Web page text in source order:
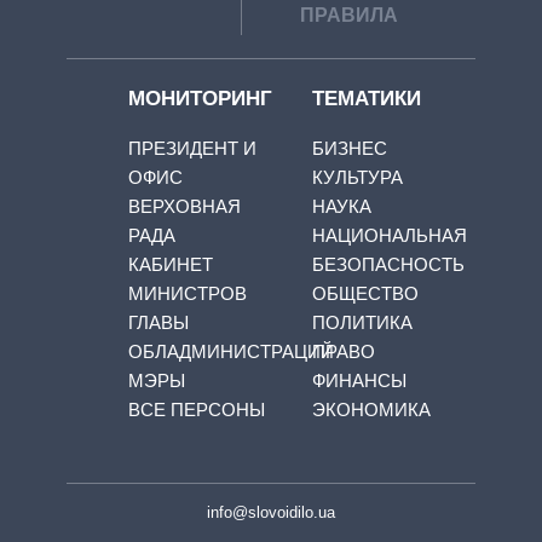
ПРАВИЛА
МОНИТОРИНГ
ПРЕЗИДЕНТ И
ОФИС
ВЕРХОВНАЯ
РАДА
КАБИНЕТ
МИНИСТРОВ
ГЛАВЫ
ОБЛАДМИНИСТРАЦИЙ
МЭРЫ
ВСЕ ПЕРСОНЫ
ТЕМАТИКИ
БИЗНЕС
КУЛЬТУРА
НАУКА
НАЦИОНАЛЬНАЯ
БЕЗОПАСНОСТЬ
ОБЩЕСТВО
ПОЛИТИКА
ПРАВО
ФИНАНСЫ
ЭКОНОМИКА
info@slovoidilo.ua